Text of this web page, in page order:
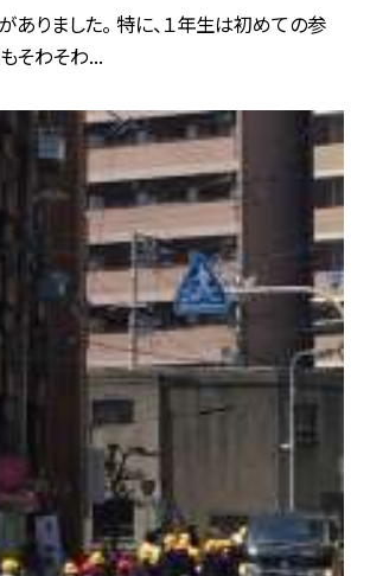
りました。 特に、１年生は初めての参
そわそわ...